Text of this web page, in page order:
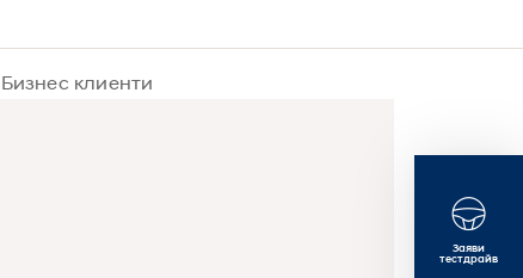
Бизнес клиенти
Заяви
тестдрайв